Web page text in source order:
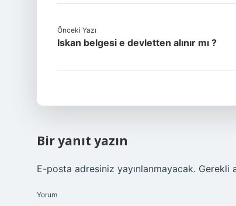
Önceki Yazı
Iskan belgesi e devletten alınır mı ?
Bir yanıt yazın
E-posta adresiniz yayınlanmayacak. Gerekli
Yorum